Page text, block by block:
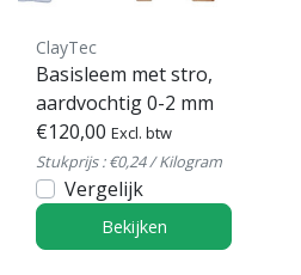
ClayTec
Basisleem met stro,
aardvochtig 0-2 mm
€120,00 Excl. btw
Stukprijs : €0,24 / Kilogram
Vergelijk
Bekijken